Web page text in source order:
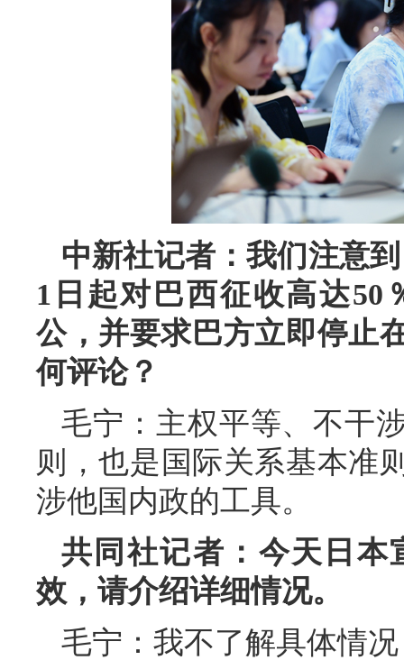
中新社记者：我们注意
1日起对巴西征收高达50
公，并要求巴方立即停止
何评论？
毛宁：主权平等、不干
则，也是国际关系基本准
涉他国内政的工具。
共同社记者：今天日本
效，请介绍详细情况。
毛宁：我不了解具体情